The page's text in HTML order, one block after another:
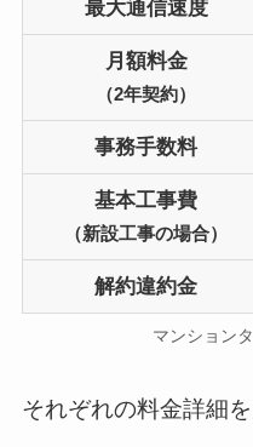
最大通信速度
月額料金
（2年契約）
事務手数料
基本工事費
（新設工事の場合）
解約違約金
マンション
それぞれの料金詳細